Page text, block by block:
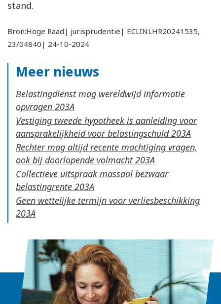
stand.
Bron:Hoge Raad| jurisprudentie| ECLINLHR20241535,
23/04840| 24-10-2024
Meer nieuws
Belastingdienst mag wereldwijd informatie
opvragen
Vestiging tweede hypotheek is aanleiding voor
aansprakelijkheid voor belastingschuld
Rechter mag altijd recente machtiging vragen,
ook bij doorlopende volmacht
Collectieve uitspraak massaal bezwaar
belastingrente
Geen wettelijke termijn voor verliesbeschikking